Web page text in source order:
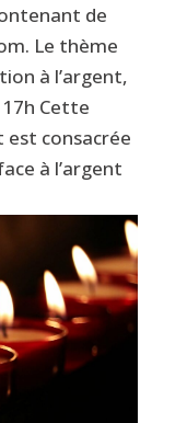
de
Le thème
à l’argent,
Cette
est consacrée
à l’argent